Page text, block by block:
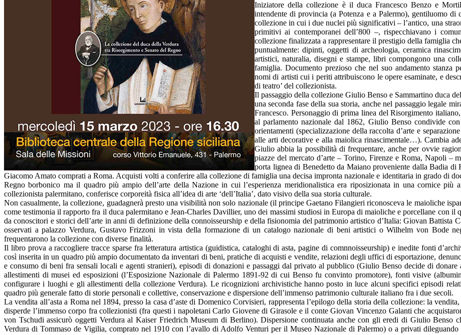
Iniziatore della collezione è il duca Francesco Benzo e
intendente di provincia (a Potenza e a Palermo), gentiluomo
collezione in cui i due nuclei più significativi – l’antico, una
primitivi ai contemporanei dell’800 –, rispecchiavano i
collezione finalizzata a rappresentare il prestigio della famiglia
puntualmente: dipinti, oggetti di archeologia, ceramica
artistici, naturalia, disegni e stampe, libri compongono una
famiglia. Documento prezioso che nel suo andamento stanza
nomi di artisti cui i periti attribuiscono le opere esaminate, e
di teatro’ del collezionista.
Il passaggio della collezione Giulio Benso e Sammartino duca
una seconda fase della sua storia, anche nel passaggio legale
Francesco. Personaggio di prima linea del Risorgimento
al parlamento nazionale dal 1862, Giulio Benso condivide
orientamenti (specializzazione della raccolta d’arte e
alle arti decorative e alla maiolica rinascimentale…). Cambia
Giulio abbia la possibilità di frequentare, anche per ovvie
piazze del mercato d’arte – Torino, Firenze e Roma, Napoli –
porta lignea di Benedetto da Maiano proveniente dalla Badia
Giacomo Amato comprati a Roma. Acquisti volti a conferire alla collezione di famiglia una decisa impronta nazionale e identitaria in grado di
Regno borbonico ma il quadro più ampio dell’arte della Nazione in cui l’esperienza meridionalistica era riposizionata in una cornice più
collezionista palermitano, conferisce corporeità fisica all’idea di arte ‘dell’Italia’, dato visivo della sua storia culturale.
Non casualmente, la collezione, guadagnerà presto una visibilità non solo nazionale (il principe Gaetano Filangieri riconosceva le maioliche
come testimonia il rapporto fra il duca palermitano e Jean-Charles Davillier, uno dei massimi studiosi in Europa di maioliche e porcellane con il
da conoscitori e storici dell’arte in anni di definizione della connoisseurship e della fisionomia del patrimonio artistico d’Italia: Giovan Battista
osservati a palazzo Verdura, Gustavo Frizzoni in vista della formazione di un catalogo nazionale di beni artistici o Wilhelm von Bode
frequentarono la collezione con diverse finalità.
Il libro prova a raccogliere tracce sparse fra letteratura artistica (guidistica, cataloghi di asta, pagine di comnnoisseurship) e inedite fonti
così inserita in un quadro più ampio documentato da inventari di beni, pratiche di acquisti e vendite, relazioni degli uffici di esportazione,
e consumo di beni fra sensali locali e agenti stranieri), episodi di donazioni e passaggi dal privato al pubblico (Giulio Benso decide di
allestimenti di musei ed esposizioni (l’Esposizione Nazionale di Palermo 1891-92 di cui Benso fu convinto promotore), fonti visive
configurare i luoghi e gli allestimenti della collezione Verdura). Le ricognizioni archivistiche hanno posto in luce alcuni specifici episodi
quadro più generale fatto di storie personali e collettive, conservazione e dispersione dell’immenso patrimonio culturale italiano fra i due secoli.
La vendita all’asta a Roma nel 1894, presso la casa d’aste di Domenico Corvisieri, rappresenta l’epilogo della storia della collezione: la
disperde l’immenso corpo fra collezionisti (fra questi i napoletani Carlo Giovene di Girasole e il conte Giovan Vincenzo Galanti che
von Tschudi assicurò oggetti Verdura al Kaiser Friedrich Museum di Berlino). Dispersione continuata anche con gli eredi di Giulio Benso
Verdura di Tommaso de Vigilia, comprato nel 1910 con l’avallo di Adolfo Venturi per il Museo Nazionale di Palermo) o a privati